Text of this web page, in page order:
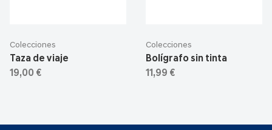
Colecciones
Taza de viaje
19,00 €
Colecciones
Bolígrafo sin tinta
11,99 €